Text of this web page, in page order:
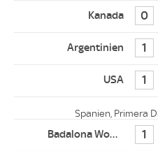
0
1
1
Spanien, Primera
1